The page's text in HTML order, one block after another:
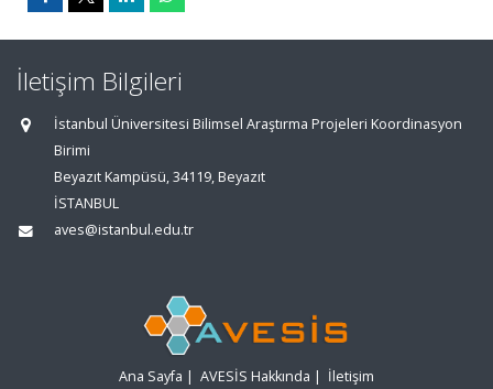
İletişim Bilgileri
İstanbul Üniversitesi Bilimsel Araştırma Projeleri Koordinasyon
Birimi
Beyazıt Kampüsü, 34119, Beyazıt
İSTANBUL
aves@istanbul.edu.tr
Ana Sayfa | AVESİS Hakkında | İletişim